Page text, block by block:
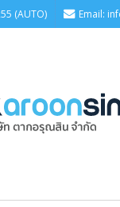
(AUTO) Email: